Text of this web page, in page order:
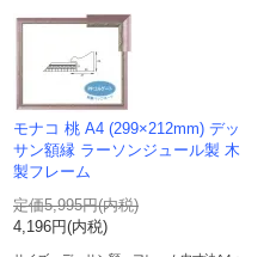
モナコ 桃 A4 (299×212mm) デッ
サン額縁 ラーソンジュール製 木
製フレーム
定価5,995円(内税)
4,196円(内税)